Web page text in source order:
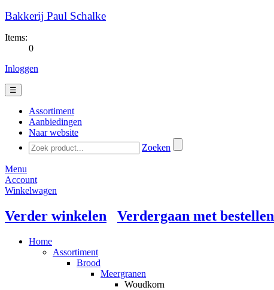
Bakkerij Paul Schalke
Items:
0
Inloggen
☰
Assortiment
Aanbiedingen
Naar website
Zoeken
Menu
Account
Winkelwagen
Verder winkelen Verdergaan met bestellen
Home
Assortiment
Brood
Meergranen
Woudkorn